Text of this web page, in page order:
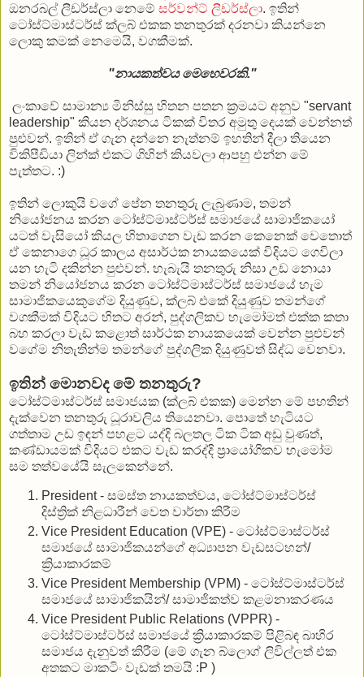
ඔනරබල් ලීඩර්ස්ලා නෙමේ සර්වන්ට් ලීඩර්ස්ලා. ඉතින්
ටෝස්ට්මාස්ටර්ස් ක්ලබ් එකක තනතුරක් දරනවා කියන්නෙ
ලොකු කමක් නෙමෙයි, වගකීමක්.
"නායකත්වය මෙහෙවරකි."
ලංකාවේ සාමාන්‍ය මිනිස්සු හිතන පතන ක්‍රමයට අනුව "servant
leadership" කියන දර්ශනය ටිකක් විතර අමුතු දෙයක් වෙන්නත්
පුළුවන්. ඉතින් ඒ ගැන දන්නෙ නැත්නම් ඉහතින් දීලා තියෙන
විකිපීඩියා ලින්ක් එකට ගිහින් කියවලා ආපහු එන්න මේ
පැත්තට. :)
ඉතින් ලොකුයි වගේ පේන තනතුරු ලැබුණාම, තමන්
නියෝජනය කරන ටෝස්ට්මාස්ටර්ස් සමාජයේ සාමාජිකයෝ
යටත් වැසියෝ කියල හිතාගෙන වැඩ කරන කෙනෙක් වෙතොත්
ඒ කෙනාගෙ ධූර කාලය අසාර්ථක නායකයෙක් විදියට ගෙවිලා
යන හැටි දකින්න පුළුවන්. හැබැයි තනතුරු නිසා උඩ නොයා
තමන් නියෝජනය කරන ටෝස්ට්මාස්ටර්ස් සමාජයේ හැම
සාමාජිකයෙකුගේම දියුණුව, ක්ලබ් එකේ දියුණුව තමන්ගේ
වගකීමක් විදියට හිතට අරන්, පුද්ගලිකව හැමෝමත් එක්ක කතා
බහ කරලා වැඩ කළොත් සාර්ථක නායකයෙක් වෙන්න පුළුවන්
වගේම නිතැතින්ම තමන්ගේ පුද්ගලික දියුණුවත් සිද්ධ වෙනවා.
ඉතින් මොනවද මේ තනතුරු?
ටෝස්ට්මාස්ටර්ස් සමාජයක (ක්ලබ් එකක) මෙන්න මේ පහතින්
දැක්වෙන තනතුරු ධූරාවලිය තියෙනවා. පොතේ හැටියට
ගත්තාම උඩ ඉඳන් පහළට යද්දි බලතල ටික ටික අඩු වුණත්,
කණ්ඩායමක් විදියට එකට වැඩ කරද්දි ප්‍රායෝගිකව හැමෝම
සම තත්වයේයි සැලකෙන්නේ.
President - සමස්ත නායකත්වය, ටෝස්ට්මාස්ටර්ස්
දිස්ත්‍රික් නිළධාරීන් වෙත වාර්තා කිරීම
Vice President Education (VPE) - ටෝස්ට්මාස්ටර්ස්
සමාජයේ සාමාජිකයන්ගේ අධ්‍යාපන වැඩසටහන්/
ක්‍රියාකාරකම්
Vice President Membership (VPM) - ටෝස්ට්මාස්ටර්ස්
සමාජයේ සාමාජිකයින්/ සාමාජිකත්ව කළමනාකරණය
Vice President Public Relations (VPPR) -
ටෝස්ට්මාස්ටර්ස් සමාජයේ ක්‍රියාකාරකම් පිළිබඳ බාහිර
සමාජය දැනුවත් කිරීම (මේ ගැන බ්ලොග් ලිවිල්ලත් එක
අතකට මාකටිං වැඩක් තමයි :P )